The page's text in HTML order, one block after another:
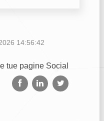
14:56:42
tue pagine Social